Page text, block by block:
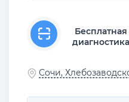
Бесплатная
диагностика
Сочи,